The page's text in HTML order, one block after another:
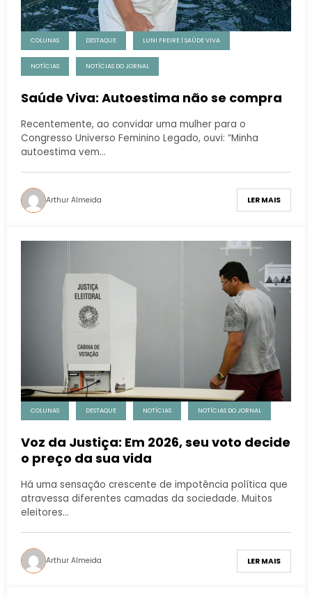
COLUNAS DESTAQUE LUNI FREIRE | SAÚDE VIVA
NOTÍCIAS NOTÍCIAS DO JORNAL
Saúde Viva: Autoestima não se compra
Recentemente, ao convidar uma mulher para o
Congresso Universo Feminino Legado, ouvi: “Minha
autoestima vem…
Arthur Almeida LER MAIS
COLUNAS DESTAQUE NOTÍCIAS NOTÍCIAS DO JORNAL
Voz da Justiça: Em 2026, seu voto decide
o preço da sua vida
Há uma sensação crescente de impotência política que
atravessa diferentes camadas da sociedade. Muitos
eleitores…
Arthur Almeida LER MAIS